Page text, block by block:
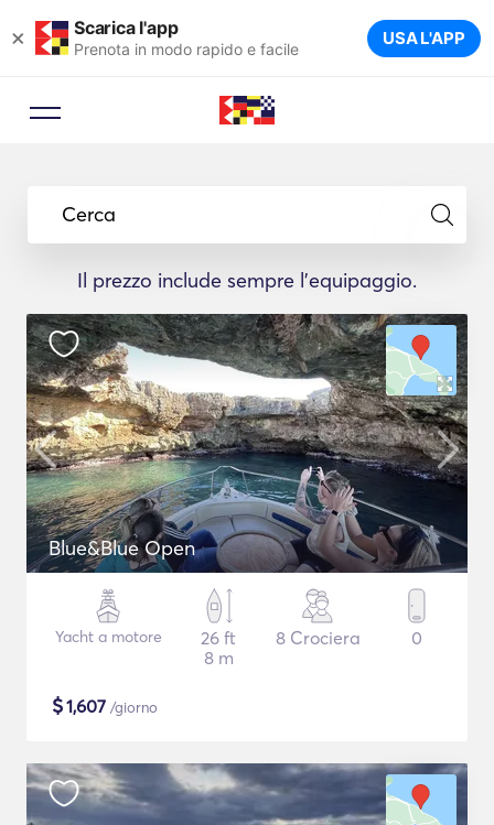
× Scarica l'app
Prenota in modo rapido e facile USA L'APP
Cerca
Il prezzo include sempre l'equipaggio.
Blue&Blue Open
Yacht a motore
26 ft
8 m
8 Crociera 0
$1,607 /giorno